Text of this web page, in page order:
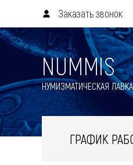
Заказать звонок
NUMMIS
НУМИЗМАТИЧЕСКАЯ ЛАВКА
ГРАФИК